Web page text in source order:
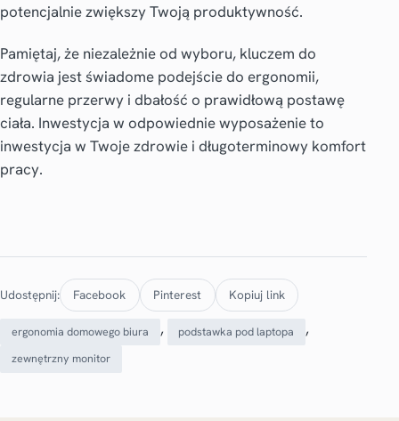
potencjalnie zwiększy Twoją produktywność.
Pamiętaj, że niezależnie od wyboru, kluczem do
zdrowia jest świadome podejście do ergonomii,
regularne przerwy i dbałość o prawidłową postawę
ciała. Inwestycja w odpowiednie wyposażenie to
inwestycja w Twoje zdrowie i długoterminowy komfort
pracy.
Udostępnij: Facebook Pinterest Kopiuj link
ergonomia domowego biura , podstawka pod laptopa ,
zewnętrzny monitor